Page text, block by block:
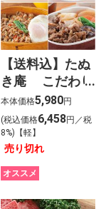
【送料込】たぬ
き庵 こだわり
冷凍弁当８食セ
ット
本体価格5,980円
(税込価格6,458円／税
8%)【軽】
売り切れ
オススメ